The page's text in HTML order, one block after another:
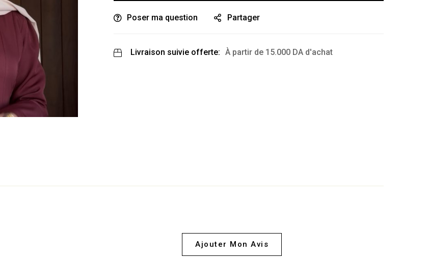
Poser ma question Partager
Livraison suivie offerte: À partir de 15.000 DA d'achat
Ajouter Mon Avis